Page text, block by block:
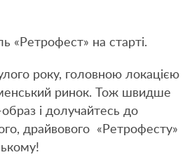
«Ретрофест» на старті.
року, головною локацією
ринок. Тож швидше
і долучайтесь до
драйвового «Ретрофесту»